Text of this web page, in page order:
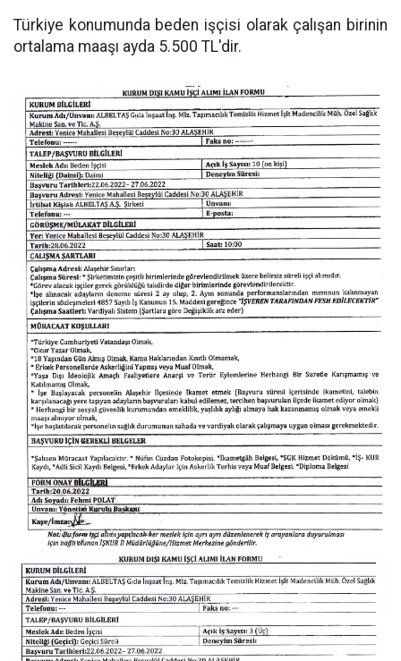
Türkiye konumunda beden işçisi olarak çalışan birinin
ortalama maaşı ayda 5.500 TL'dir.